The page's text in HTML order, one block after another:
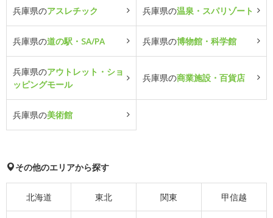
兵庫県のアスレチック 兵庫県の温泉・スパリゾート
兵庫県の道の駅・SA/PA 兵庫県の博物館・科学館
兵庫県のアウトレット・ショ
ッピングモール
兵庫県の商業施設・百貨店
兵庫県の美術館
その他のエリアから探す
北海道 東北 関東 甲信越